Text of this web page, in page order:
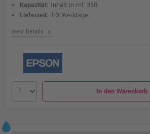
Kapazität: Inhalt in ml: 350
Lieferzeit: 1-3 Werktage
mehr Details chevron_right
In den Warenkorb